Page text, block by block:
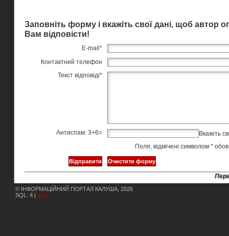
Заповніть форму і вкажіть свої дані, щоб автор
Вам відповісти!
E-mail *
Контактний телефон
Текст відповіді*
Антиспам: 3+6=
Вкажіть
Поля, відмічені символом *
© ІНФОРМАЦІЙНИЙ ПОРТАЛ КАЛУША, 2026
SQL: 4 | Вхід